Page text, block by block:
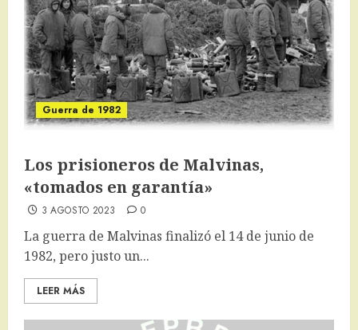
Guerra de 1982
Los prisioneros de Malvinas,
«tomados en garantía»
3 AGOSTO 2023 0
La guerra de Malvinas finalizó el 14 de junio de
1982, pero justo un...
LEER MÁS